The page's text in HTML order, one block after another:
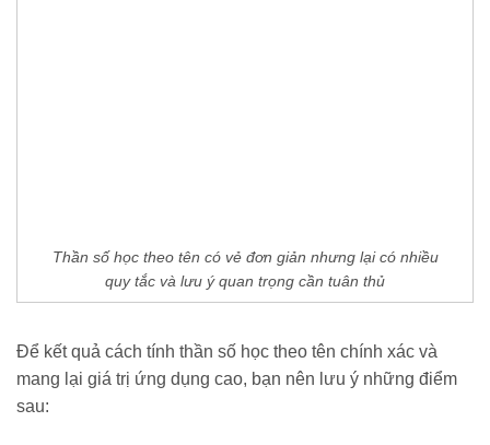
Thần số học theo tên có vẻ đơn giản nhưng lại có nhiều
quy tắc và lưu ý quan trọng cần tuân thủ
Để kết quả cách tính thần số học theo tên chính xác và
mang lại giá trị ứng dụng cao, bạn nên lưu ý những điểm
sau: